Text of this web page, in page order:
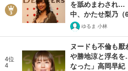
を舐めまわされ…
中、かたせ梨乃（
ゆるま 小林
4位
4
ヌードも不倫も
や勝地涼と浮名
なった」高岡早紀